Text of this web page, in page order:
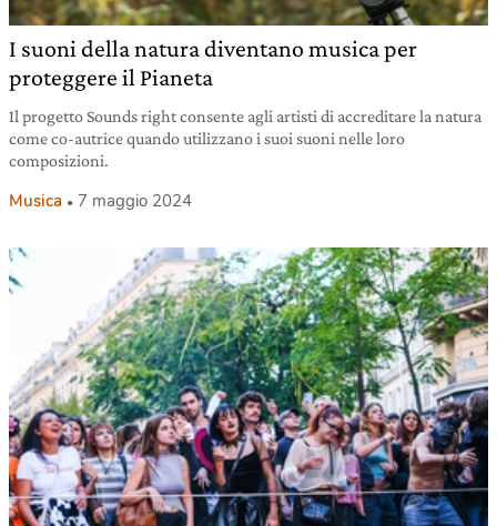
I suoni della natura diventano musica per
proteggere il Pianeta
Il progetto Sounds right consente agli artisti di accreditare la natura
come co-autrice quando utilizzano i suoi suoni nelle loro
composizioni.
Musica 7 maggio 2024